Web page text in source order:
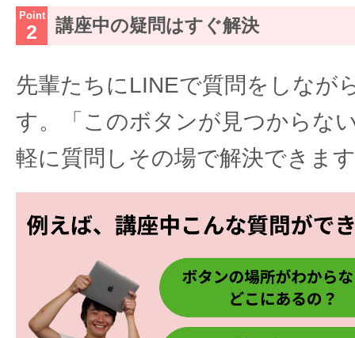
講座中の疑問はすぐ解決
先輩たちにLINEで質問をしなが
す。「このボタンが見つからな
軽に質問しその場で解決できま